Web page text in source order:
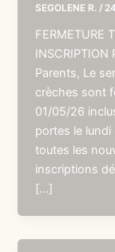
SEGOLENE R. /
FERMETURE
INSCRIPTION
Parents, Le
crèches sont
01/05/26
portes le
toutes les
inscriptions
[…]